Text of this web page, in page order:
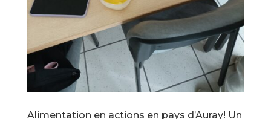
Alimentation en actions en pays d’Auray! Un